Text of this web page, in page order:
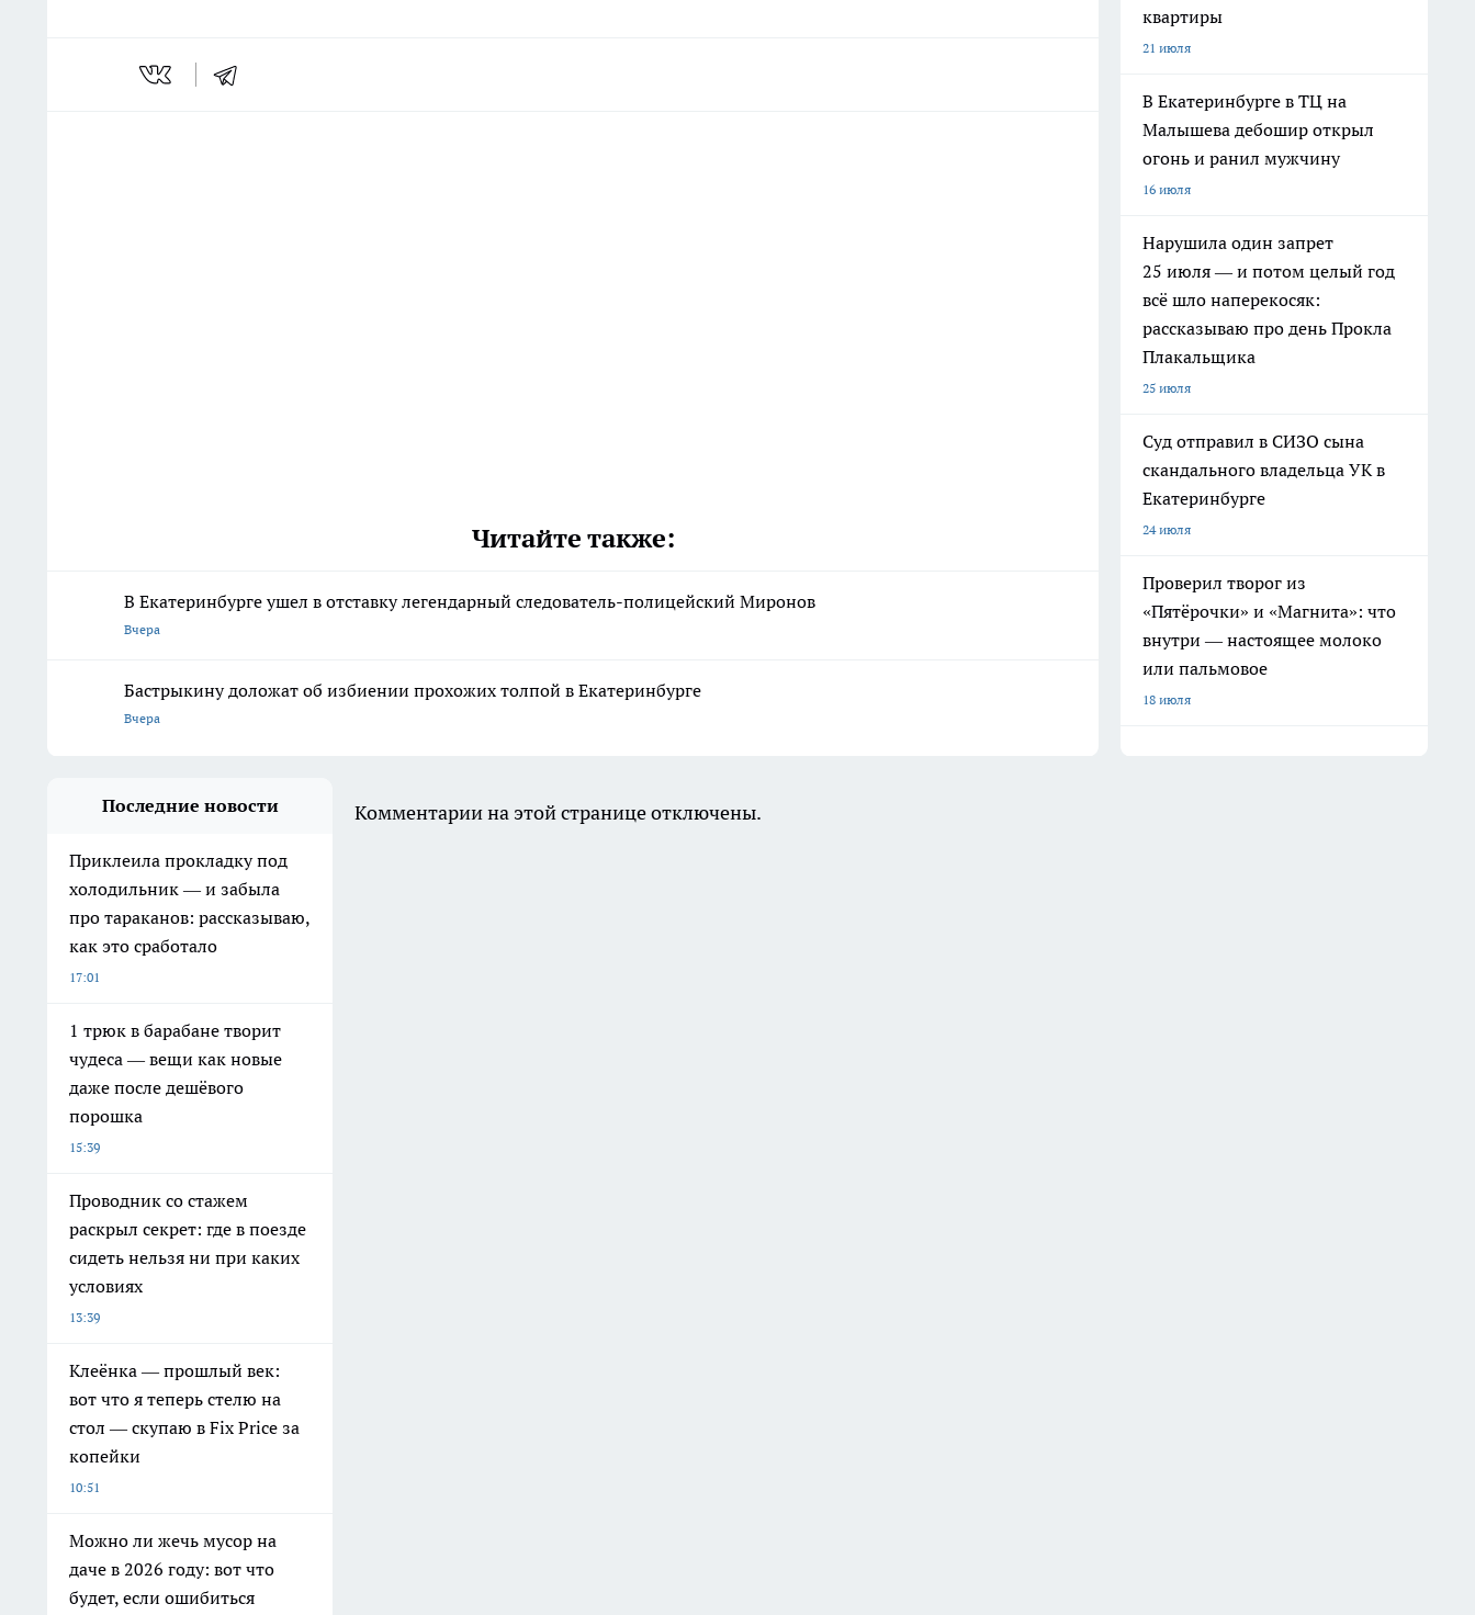
Читайте также:
В Екатеринбурге ушел в отставку легендарный следователь-полицейский Миронов
Вчера
Бастрыкину доложат об избиении прохожих толпой в Екатеринбурге
Вчера
квартиры
21 июля
В Екатеринбурге в ТЦ на
Малышева дебошир открыл
огонь и ранил мужчину
16 июля
Нарушила один запрет
25 июля — и потом целый год
всё шло наперекосяк:
рассказываю про день Прокла
Плакальщика
25 июля
Суд отправил в СИЗО сына
скандального владельца УК в
Екатеринбурге
24 июля
Проверил творог из
«Пятёрочки» и «Магнита»: что
внутри — настоящее молоко
или пальмовое
18 июля
Последние новости
Приклеила прокладку под
холодильник — и забыла
про тараканов: рассказываю,
как это сработало
17:01
1 трюк в барабане творит
чудеса — вещи как новые
даже после дешёвого
порошка
15:39
Проводник со стажем
раскрыл секрет: где в поезде
сидеть нельзя ни при каких
условиях
13:39
Клеёнка — прошлый век:
вот что я теперь стелю на
стол — скупаю в Fix Price за
копейки
10:51
Можно ли жечь мусор на
даче в 2026 году: вот что
будет, если ошибиться
Комментарии на этой странице отключены.